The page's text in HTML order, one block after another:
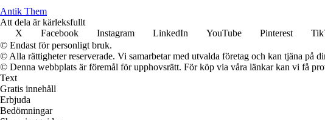
Antik Them
Att dela är kärleksfullt
X
Facebook Instagram LinkedIn YouTube Pinterest
© Endast för personligt bruk.
© Alla rättigheter reserverade. Vi samarbetar med utvalda företag och kan tjäna på
© Denna webbplats är föremål för upphovsrätt. För köp via våra länkar kan vi få
Text
Gratis innehåll
Erbjuda
Bedömningar